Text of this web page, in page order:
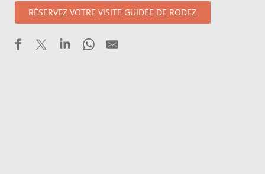
RÉSERVEZ VOTRE VISITE GUIDÉE DE RODEZ